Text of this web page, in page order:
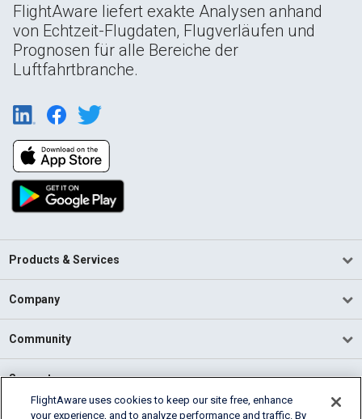
FlightAware liefert exakte Analysen anhand
von Echtzeit-Flugdaten, Flugverläufen und
Prognosen für alle Bereiche der
Luftfahrtbranche.
Products & Services
Company
Community
Support
FlightAware uses cookies to keep our site free, enhance
your experience, and to analyze performance and traffic. By